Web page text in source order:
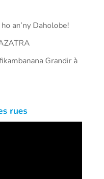
an’ny Daholobe!
Grandir à
rues